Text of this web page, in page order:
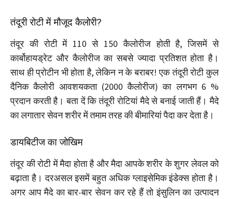
तंदूरी रोटी में मौजूद कैलोरी?
तंदूर की रोटी में 110 से 150 कैलोरीज होती है, जिसमें से
कार्बोहायड्रेट और कैलोरीज का सबसे ज्यादा प्रतिशत होता है।
साथ ही प्रोटीन भी होता है, लेकिन न के बराबर! एक तंदूरी रोटी कुल
दैनिक कैलोरी आवशयकता (2000 कैलोरीज) का लगभग 6 %
प्रदान करती है। बता दें कि तंदूरी रोटियां मैदे से बनाई जाती हैं। मैदे
का लगातार सेवन शरीर में तमाम तरह की बीमारियां पैदा कर देता है।
डायबिटीज का जोखिम
तंदूर की रोटी में मैदा होता है और मैदा आपके शरीर के शुगर लेवल को
बढ़ाता है। दरअसल इसमें बहुत अधिक ग्लाइसेमिक इंडेक्स होता है।
अगर आप मैदे का बार-बार सेवन कर रहे हैं तो इंसुलिन का उत्पादन